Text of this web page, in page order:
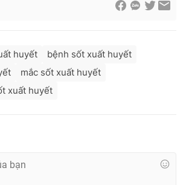
huyết
bệnh sốt xuất huyết
mắc sốt xuất huyết
xuất huyết